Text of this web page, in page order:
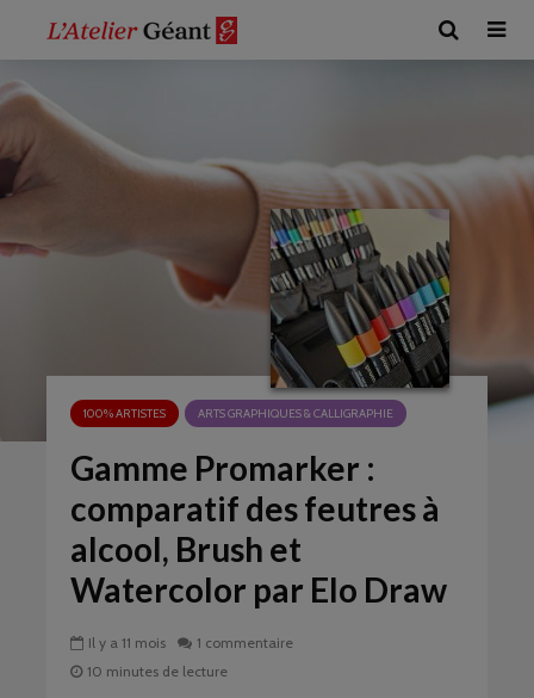
100% ARTISTES ARTS GRAPHIQUES & CALLIGRAPHIE
Gamme Promarker :
comparatif des feutres à
alcool, Brush et
Watercolor par Elo Draw
Il y a 11 mois
1 commentaire
10 minutes de lecture